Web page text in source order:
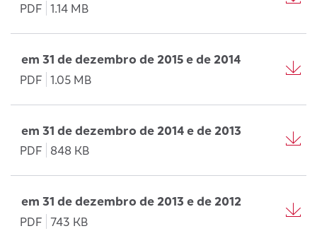
PDF 1.14 MB
em 31 de dezembro de 2015 e de 2014
PDF 1.05 MB
em 31 de dezembro de 2014 e de 2013
PDF
848 KB
em 31 de dezembro de 2013 e de 2012
PDF 743 KB